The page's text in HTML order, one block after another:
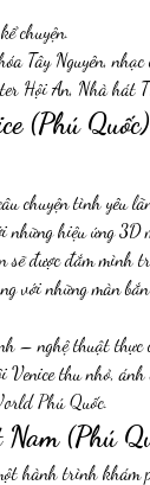
chuyện.
Tây Nguyên,
Hội An, Nhà hát
(Phú
chuyện tình yêu
những hiệu ứng 3D
sẽ được đắm mình
với những màn
– nghệ thuật thực
Venice thu nhỏ, ánh
Phú Quốc.
(Phú
hành trình khám